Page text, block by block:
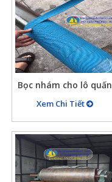
Bọc nhám cho lô quấn
vải
Xem Chi Tiết